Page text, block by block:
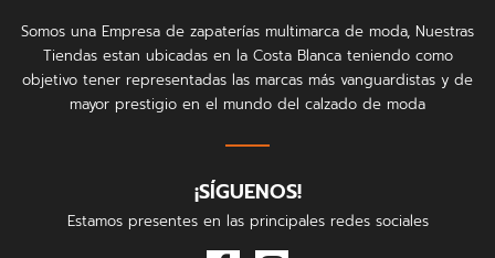
Somos una Empresa de zapaterías multimarca de moda, Nuestras
Tiendas estan ubicadas en la Costa Blanca teniendo como
objetivo tener representadas las marcas más vanguardistas y de
mayor prestigio en el mundo del calzado de moda
¡SÍGUENOS!
Estamos presentes en las principales redes sociales